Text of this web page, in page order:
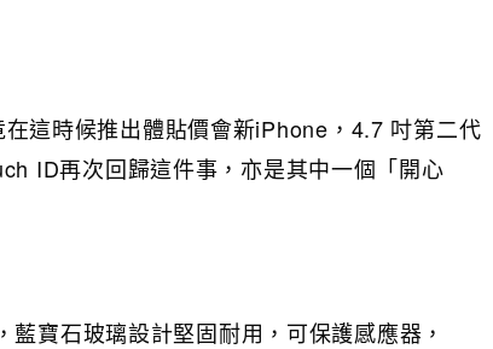
這時候推出體貼價會新iPhone，4.7 吋第二代
ID再次回歸這件事，亦是其中一個「開心
寶石玻璃設計堅固耐用，可保護感應器，